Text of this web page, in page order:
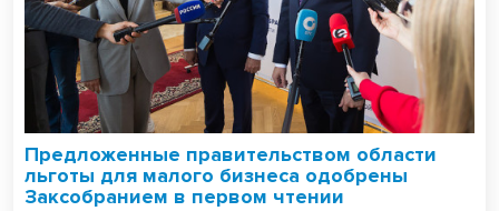
Предложенные правительством области
льготы для малого бизнеса одобрены
Заксобранием в первом чтении